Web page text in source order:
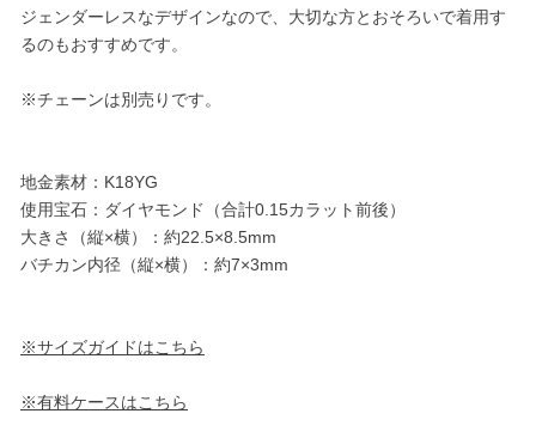
ジェンダーレスなデザインなので、大切な方とおそろいで着用す
るのもおすすめです。
※チェーンは別売りです。
地金素材：K18YG
使用宝石：ダイヤモンド（合計0.15カラット前後）
大きさ（縦×横）：約22.5×8.5mm
バチカン内径（縦×横）：約7×3mm
※サイズガイドはこちら
※有料ケースはこちら